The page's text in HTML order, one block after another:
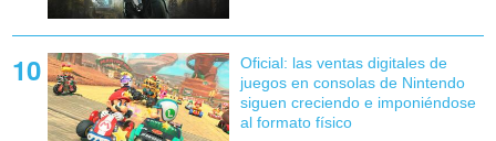
Oficial: las ventas digitales de
juegos en consolas de Nintendo
siguen creciendo e imponiéndose
al formato físico